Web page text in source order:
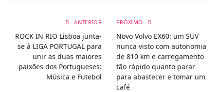
ANTERIOR
ROCK IN RIO Lisboa junta-
se à LIGA PORTUGAL para
unir as duas maiores
paixões dos Portugueses:
Música e Futebol
PRÓXIMO
Novo Volvo EX60: um SUV
nunca visto com autonomia
de 810 km e carregamento
tão rápido quanto parar
para abastecer e tomar um
café